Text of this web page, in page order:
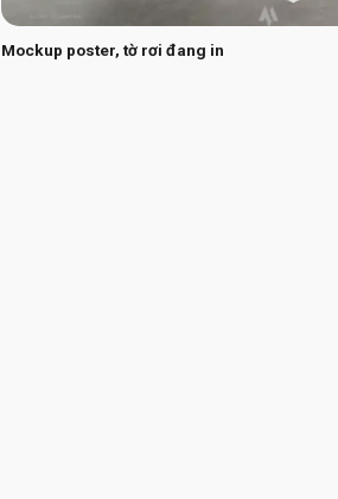
Mockup poster, tờ rơi đang in